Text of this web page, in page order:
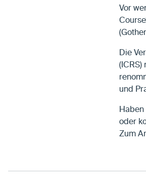
Vor
Die
und
oder
Zum